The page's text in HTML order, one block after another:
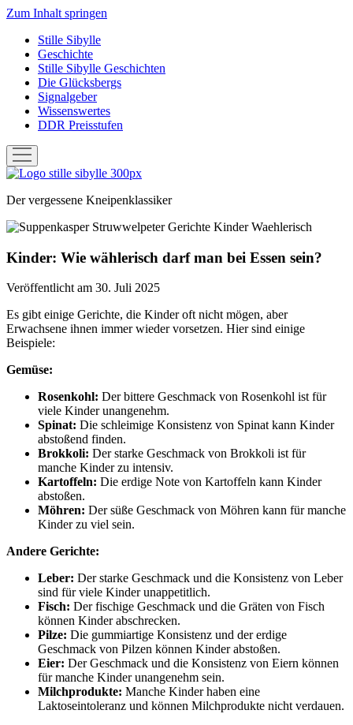
Zum Inhalt springen
Stille Sibylle
Geschichte
Stille Sibylle Geschichten
Die Glücksbergs
Signalgeber
Wissenswertes
DDR Preisstufen
Menü
öffnen
Stille
Der vergessene Kneipenklassiker
Kinder: Wie wählerisch darf man bei Essen sein?
Veröffentlicht am 30. Juli 2025
Es gibt einige Gerichte, die Kinder oft nicht mögen, aber
Erwachsene ihnen immer wieder vorsetzen. Hier sind einige
Beispiele:
Gemüse:
Rosenkohl: Der bittere Geschmack von Rosenkohl ist für
viele Kinder unangenehm.
Spinat: Die schleimige Konsistenz von Spinat kann Kinder
abstoßend finden.
Brokkoli: Der starke Geschmack von Brokkoli ist für
manche Kinder zu intensiv.
Kartoffeln: Die erdige Note von Kartoffeln kann Kinder
abstoßen.
Möhren: Der süße Geschmack von Möhren kann für manche
Kinder zu viel sein.
Andere Gerichte:
Leber: Der starke Geschmack und die Konsistenz von Leber
sind für viele Kinder unappetitlich.
Fisch: Der fischige Geschmack und die Gräten von Fisch
können Kinder abschrecken.
Pilze: Die gummiartige Konsistenz und der erdige
Geschmack von Pilzen können Kinder abstoßen.
Eier: Der Geschmack und die Konsistenz von Eiern können
für manche Kinder unangenehm sein.
Milchprodukte: Manche Kinder haben eine
Laktoseintoleranz und können Milchprodukte nicht verdauen.